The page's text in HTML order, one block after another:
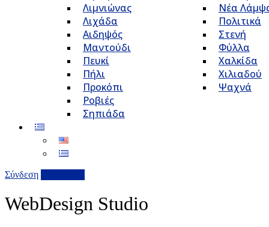
Λιμνιώνας
Λιχάδα
Αιδηψός
Μαντούδι
Πευκί
Πήλι
Προκόπι
Ροβιές
Σηπιάδα
Νέα
Πολιτικά
Στενή
Φύλλα
Χαλκίδα
Χιλιαδού
Ψαχνά
Σύνδεση
WebDesign Studio